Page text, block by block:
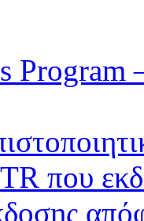
Program
που